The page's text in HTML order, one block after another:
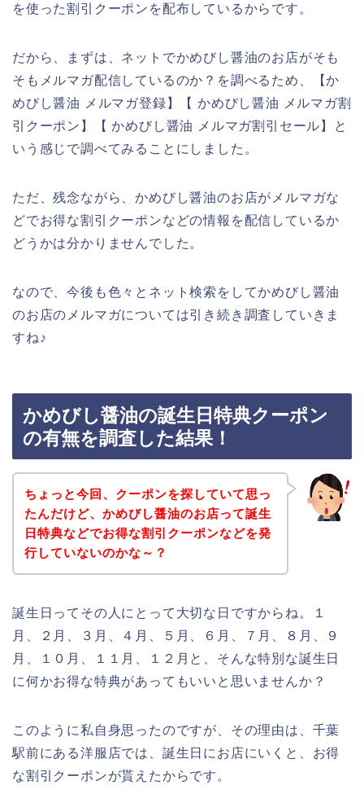
を使った割引クーポンを配布しているからです。
だから、まずは、ネットでかめびし醤油のお店がそも
そもメルマガ配信しているのか？を調べるため、【か
めびし醤油 メルマガ登録】【 かめびし醤油 メルマガ割
引クーポン】【 かめびし醤油 メルマガ割引セール】と
いう感じで調べてみることにしました。
ただ、残念ながら、かめびし醤油のお店がメルマガな
どでお得な割引クーポンなどの情報を配信しているか
どうかは分かりませんでした。
なので、今後も色々とネット検索をしてかめびし醤油
のお店のメルマガについては引き続き調査していきま
すね♪
かめびし醤油の誕生日特典クーポン
の有無を調査した結果！
ちょっと今回、クーポンを探していて思っ
たんだけど、かめびし醤油のお店って誕生
日特典などでお得な割引クーポンなどを発
行していないのかな～？
誕生日ってその人にとって大切な日ですからね。１
月、２月、３月、４月、５月、６月、７月、８月、９
月、１０月、１１月、１２月と、そんな特別な誕生日
に何かお得な特典があってもいいと思いませんか？
このように私自身思ったのですが、その理由は、千葉
駅前にある洋服店では、誕生日にお店にいくと、お得
な割引クーポンが貰えたからです。